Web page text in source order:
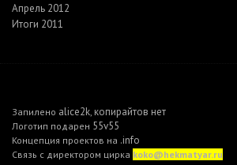
Апрель 2012
Итоги 2011
Запилено alice2k копирайтов нет
Логотип подарен 55v55
Концепция проектов на .info
Связь с директором цирка koko@hekmatyar.ru